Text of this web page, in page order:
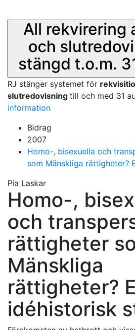
All rekvirering
och
stängd t.o.m.
RJ stänger systemet för
slutredovisning till och med 31
information
Bidrag
2007
Homo-, bisexuella och
som Mänskliga rättigheter?
Pia Laskar
Homo-,
och
rättigheter
Mänskliga
rättigheter?
idéhistorisk